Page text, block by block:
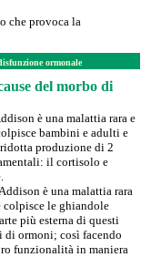
che provoca la
ormonale
del morbo di
è una malattia rara e
bambini e adulti e
produzione di 2
il cortisolo e
è una malattia rara
colpisce le ghiandole
più esterna di questi
di ormoni; così facendo
funzionalità in maniera